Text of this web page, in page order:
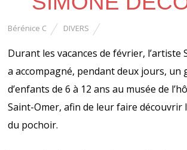
Bérénice C DIVERS
Durant les vacances de février, l’artiste
a accompagné, pendant deux jours, un
d’enfants de 6 à 12 ans au musée de
Saint-Omer, afin de leur faire découvrir
du pochoir.